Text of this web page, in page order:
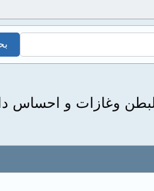
وغازات و احساس